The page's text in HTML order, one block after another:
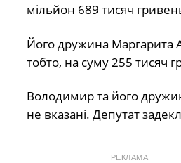
мільйон 689 тисяч
Його дружина Маргарита
тобто, на суму 255 тисяч
Володимир та його
не вказані. Депутат
РЕКЛАМА